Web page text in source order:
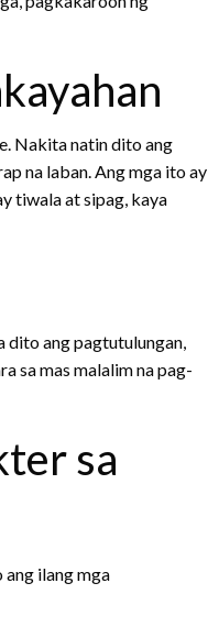
Nakita natin dito ang
na laban. Ang mga ito ay
tiwala at sipag, kaya
dito ang pagtutulungan,
sa mas malalim na pag-
sa
ilang mga